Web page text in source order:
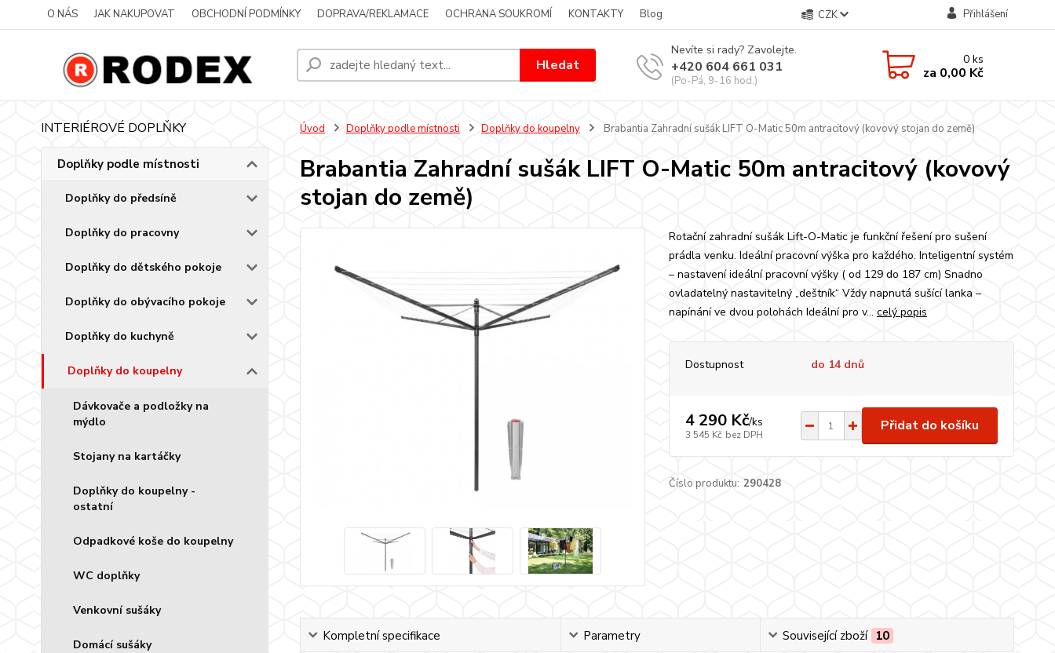
O NÁS JAK NAKUPOVAT OBCHODNÍ PODMÍNKY DOPRAVA/REKLAMACE OCHRANA SOUKROMÍ KONTAKTY Blog CZK Přihlášení
Hledat
Nevíte si rady? Zavolejte.
+420 604 661 031
(Po-Pá, 9-16 hod.)
0ks
za 0,00 Kč
INTERIÉROVÉ DOPLŇKY
Doplňky podle místnosti
Doplňky do předsíně
Doplňky do pracovny
Doplňky do dětského pokoje
Doplňky do obývacího pokoje
Doplňky do kuchyně
Doplňky do koupelny
Dávkovače a podložky na
mýdlo
Stojany na kartáčky
Doplňky do koupelny -
ostatní
Odpadkové koše do koupelny
WC doplňky
Venkovní sušáky
Domácí sušáky
Úvod Doplňky podle místnosti Doplňky do koupelny Brabantia Zahradní sušák LIFT O-Matic 50m antracitový (kovový stojan do země)
Brabantia Zahradní sušák LIFT O-Matic 50m antracitový (kovový
stojan do země)
Rotační zahradní sušák Lift-O-Matic je funkční řešení pro sušení
prádla venku. Ideální pracovní výška pro každého. Inteligentní systém
– nastavení ideální pracovní výšky ( od 129 do 187 cm) Snadno
ovladatelný nastavitelný „deštník“ Vždy napnutá sušící lanka –
napínání ve dvou polohách Ideální pro v... celý popis
Dostupnost do 14 dnů
4 290 Kč/ks
3 545 Kč bez DPH
Přidat do košíku
Číslo produktu: 290428
Kompletní specifikace Parametry Související zboží 10